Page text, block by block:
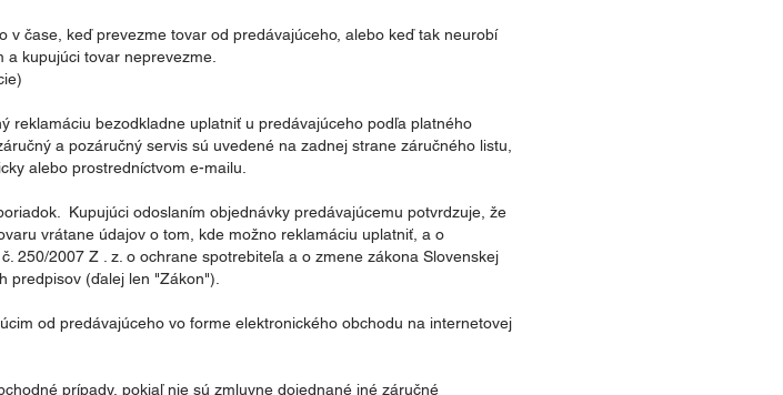
čase, keď prevezme tovar od predávajúceho, alebo keď tak neurobí
kupujúci tovar neprevezme.
reklamáciu bezodkladne uplatniť u predávajúceho podľa platného
a pozáručný servis sú uvedené na zadnej strane záručného listu,
alebo prostredníctvom e-mailu.
Kupujúci odoslaním objednávky predávajúcemu potvrdzuje, že
vrátane údajov o tom, kde možno reklamáciu uplatniť, a o
250/2007 Z . z. o ochrane spotrebiteľa a o zmene zákona Slovenskej
predpisov (ďalej len "Zákon").
od predávajúceho vo forme elektronického obchodu na internetovej
prípady, pokiaľ nie sú zmluvne dojednané iné záručné